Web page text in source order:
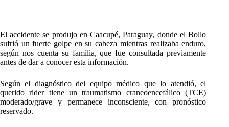
El accidente se produjo en Caacupé, Paraguay, donde el Bollo
sufrió un fuerte golpe en su cabeza mientras realizaba enduro,
según nos cuenta su familia, que fue consultada previamente
antes de dar a conocer esta información.
Según el diagnóstico del equipo médico que lo atendió, el
querido rider tiene un traumatismo craneoencefálico (TCE)
moderado/grave y permanece inconsciente, con pronóstico
reservado.